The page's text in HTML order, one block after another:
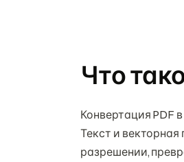
Что
Конвертация PDF
Текст и
разрешении,